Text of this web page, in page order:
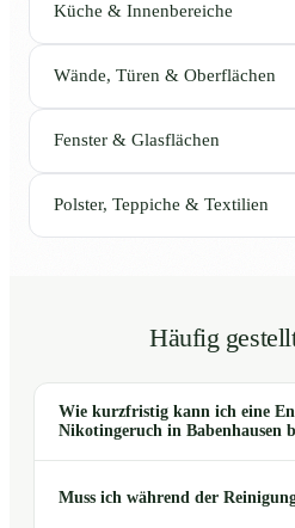
Küche & Innenbereiche
Wände, Türen & Oberflächen
Fenster & Glasflächen
Polster, Teppiche & Textilien
Häufig
Wie kurzfristig kann ich eine
Nikotingeruch in Babenhausen
Muss ich während der